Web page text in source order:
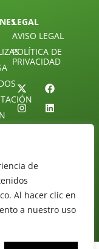
de
Al hacer clic en
a nuestro uso
LEGAL
AVISO LEGAL
POLÍTICA DE
PRIVACIDAD
Diseño web:
Starenlared